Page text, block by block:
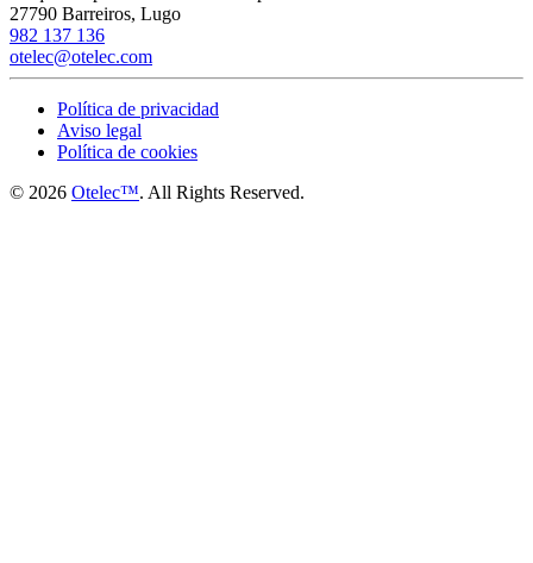
27790 Barreiros, Lugo
982 137 136
otelec@otelec.com
Política de privacidad
Aviso legal
Política de cookies
© 2026 Otelec™. All Rights Reserved.